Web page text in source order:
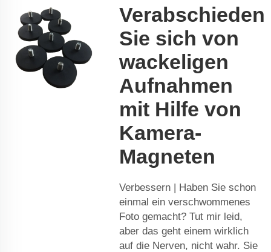
Verabschieden
Sie sich von
wackeligen
Aufnahmen
mit Hilfe von
Kamera-
Magneten
Verbessern | Haben Sie schon
einmal ein verschwommenes
Foto gemacht? Tut mir leid,
aber das geht einem wirklich
auf die Nerven, nicht wahr. Sie